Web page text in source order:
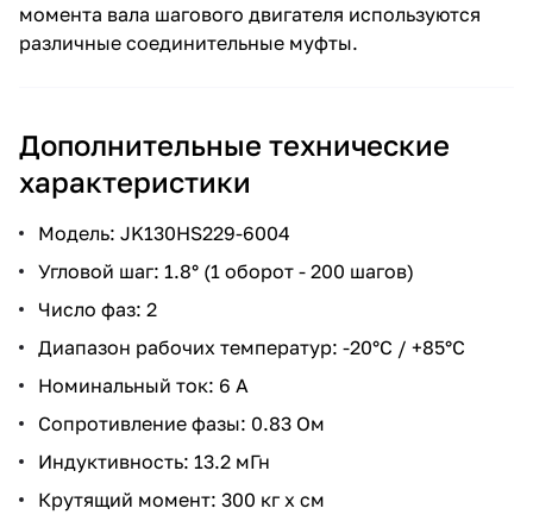
момента вала шагового двигателя используются
различные соединительные муфты.
Дополнительные технические
характеристики
Модель: JK130HS229-6004
Угловой шаг: 1.8° (1 оборот - 200 шагов)
Число фаз: 2
Диапазон рабочих температур: -20°С / +85°С
Номинальный ток: 6 А
Сопротивление фазы: 0.83 Ом
Индуктивность: 13.2 мГн
Крутящий момент: 300 кг x см